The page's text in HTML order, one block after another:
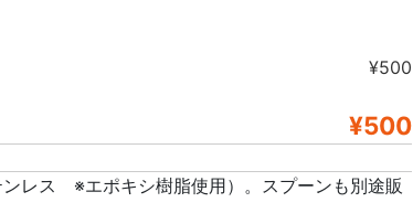
¥500
¥500
ンレス ※エポキシ樹脂使用）。スプーンも別途販